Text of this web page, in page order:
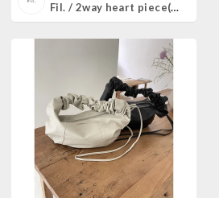
Fil. / 2way heart piece(即納)2color